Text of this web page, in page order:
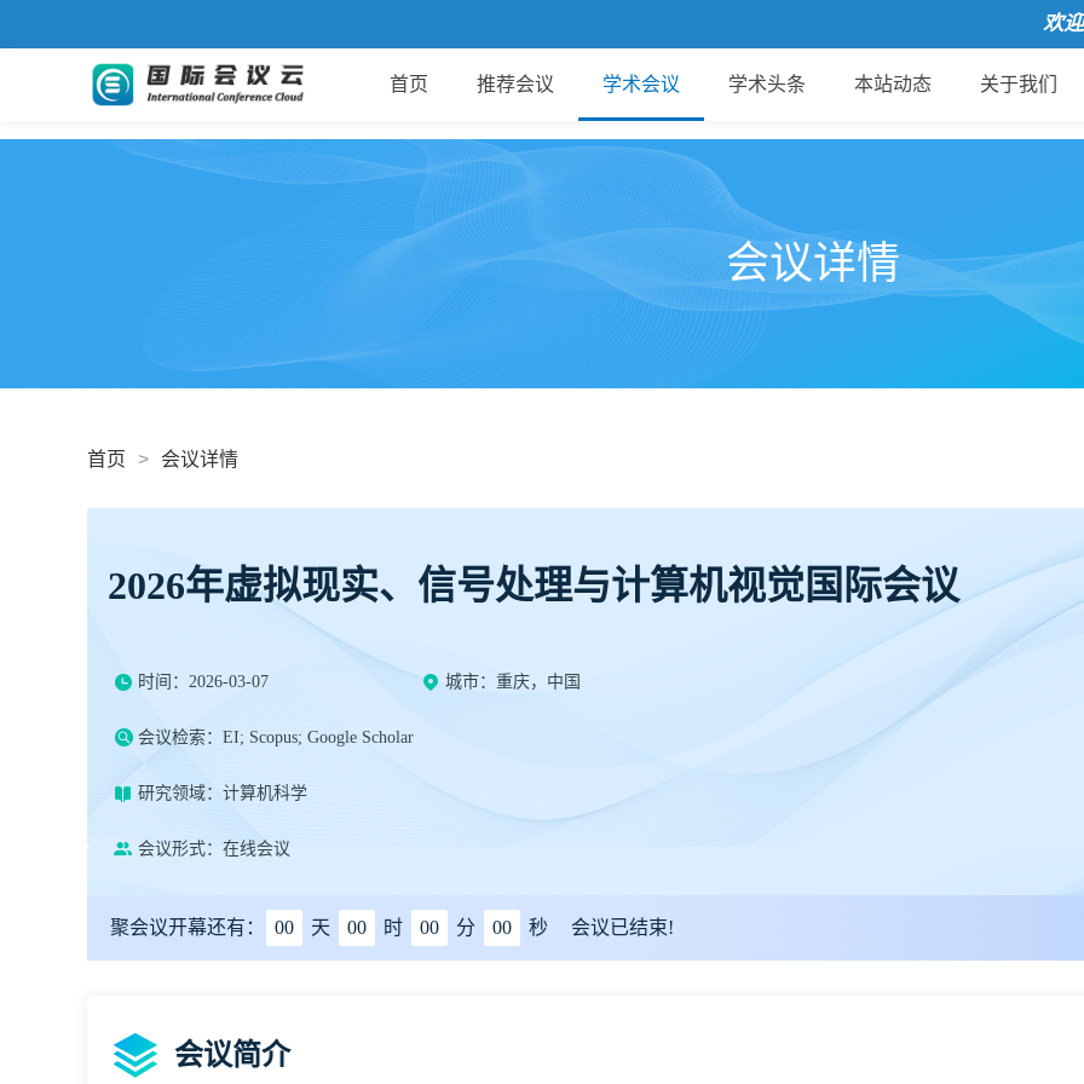
欢迎来到
首页 推荐会议 学术会议 学术头条 本站动态 关于我们
会议详情
首页 > 会议详情
2026年虚拟现实、信号处理与计算机视觉国际会议
时间：2026-03-07 城市：重庆，中国
会议检索：EI; Scopus; Google Scholar
研究领域：计算机科学
会议形式：在线会议
聚会议开幕还有： 00 天 00 时 00 分 00 秒 会议已结束!
会议简介